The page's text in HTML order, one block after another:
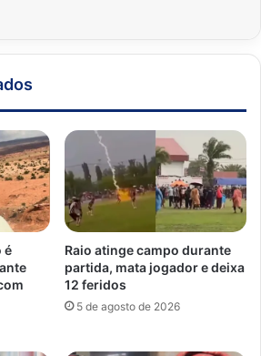
é
Raio atinge campo durante
partida, mata jogador e deixa
12 feridos
5 de agosto de 2026